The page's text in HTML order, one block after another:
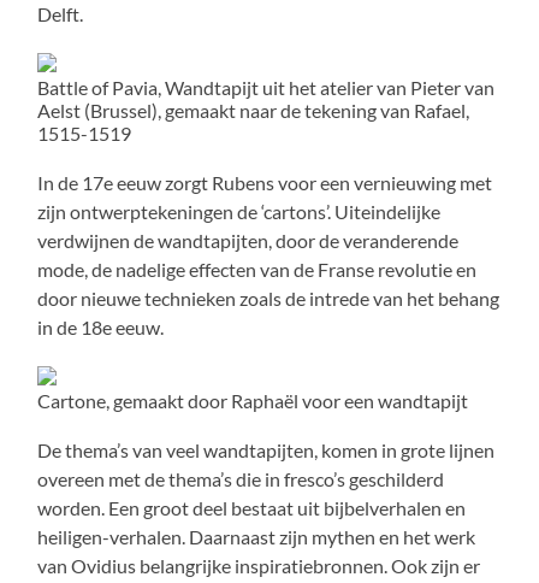
Delft.
Battle of Pavia, Wandtapijt uit het atelier van Pieter van
Aelst (Brussel), gemaakt naar de tekening van Rafael,
1515-1519
In de 17e eeuw zorgt Rubens voor een vernieuwing met
zijn ontwerptekeningen de ‘cartons’. Uiteindelijke
verdwijnen de wandtapijten, door de veranderende
mode, de nadelige effecten van de Franse revolutie en
door nieuwe technieken zoals de intrede van het behang
in de 18e eeuw.
Cartone, gemaakt door Raphaël voor een wandtapijt
De thema’s van veel wandtapijten, komen in grote lijnen
overeen met de thema’s die in fresco’s geschilderd
worden. Een groot deel bestaat uit bijbelverhalen en
heiligen-verhalen. Daarnaast zijn mythen en het werk
van Ovidius belangrijke inspiratiebronnen. Ook zijn er